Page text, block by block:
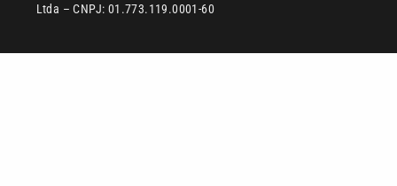
Ltda – CNPJ: 01.773.119.0001-60